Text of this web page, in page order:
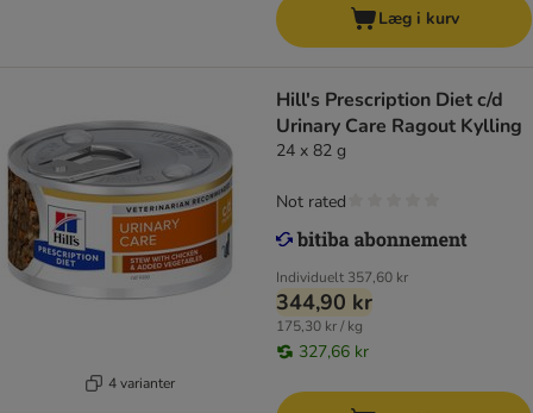
Læg i kurv
4 varianter
Hill's Prescription Diet c/d
Urinary Care Ragout Kylling
24 x 82 g
Individuelt 357,60 kr
344,90 kr
175,30 kr / kg
327,66 kr
Not rated